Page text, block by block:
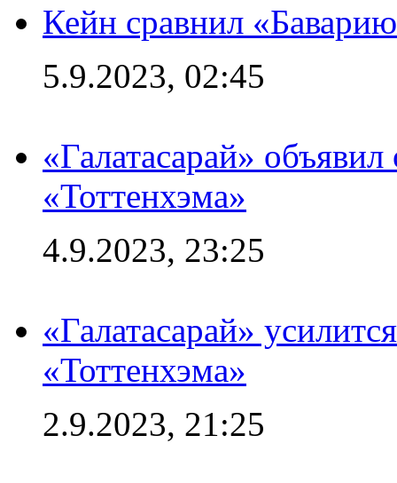
Кейн сравнил
5.9.2023, 02:45
«Галатасарай»
«Тоттенхэма»
4.9.2023, 23:25
«Галатасарай»
«Тоттенхэма»
2.9.2023, 21:25